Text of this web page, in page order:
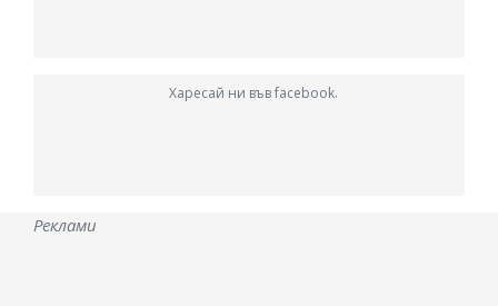
Харесай ни във facebook.
Реклами